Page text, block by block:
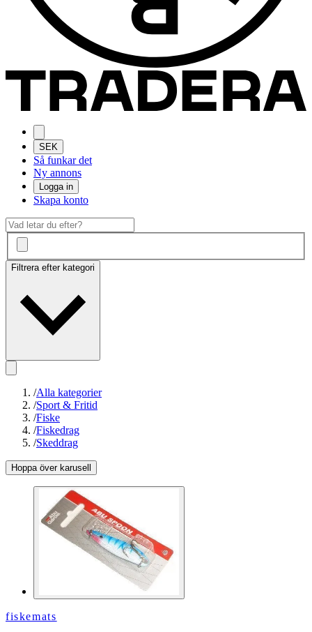
SEK
Så funkar det
Ny annons
Logga in
Skapa konto
Filtrera efter kategori
/Alla kategorier
/Sport & Fritid
/Fiske
/Fiskedrag
/Skeddrag
Hoppa över karusell
fiskemats